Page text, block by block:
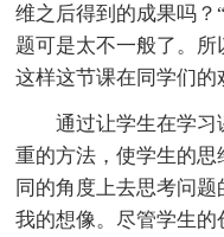
维之后得到的成果吗
题可是太不一般了。
这样这节课在同学们的
通过让学生在学
重的方法，使学生的
同的角度上去思考问
我的想像。尽管学生